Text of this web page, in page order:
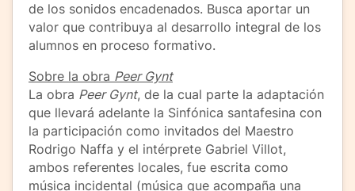
de los sonidos encadenados. Busca aportar un
valor que contribuya al desarrollo integral de los
alumnos en proceso formativo.
Sobre la obra Peer Gynt
La obra Peer Gynt, de la cual parte la adaptación
que llevará adelante la Sinfónica santafesina con
la participación como invitados del Maestro
Rodrigo Naffa y el intérprete Gabriel Villot,
ambos referentes locales, fue escrita como
música incidental (música que acompaña una